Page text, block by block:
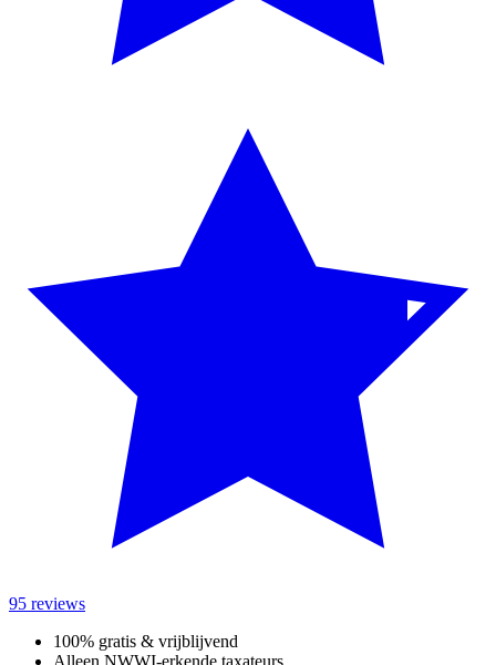
95 reviews
100% gratis & vrijblijvend
Alleen NWWI-erkende taxateurs